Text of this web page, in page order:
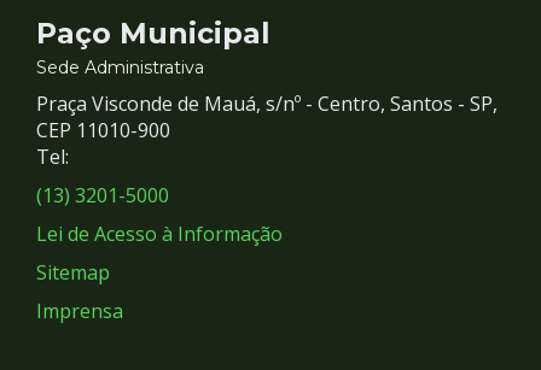
Contato
e
Redes
Sociais
Paço Municipal
Sede Administrativa
Praça Visconde de Mauá, s/nº - Centro, Santos - SP,
CEP 11010-900
Tel:
(13) 3201-5000
Lei de Acesso à Informação
Sitemap
Imprensa